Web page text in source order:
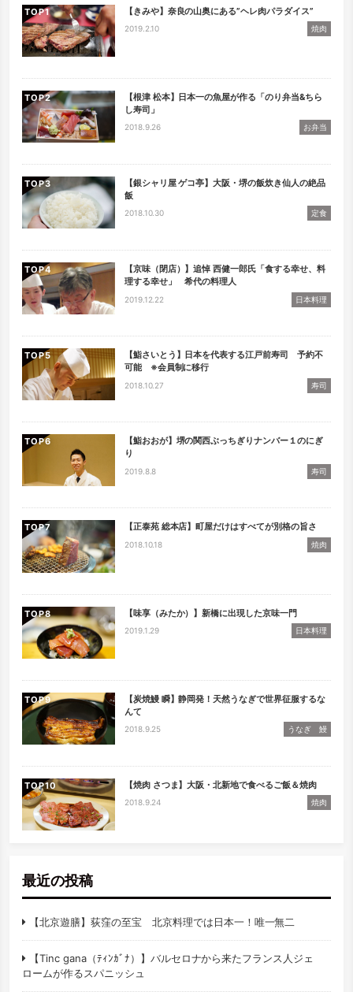
TOP 【きみや】奈良の山奥にある”ヘレ肉パラダイス”
2019.2.10 焼肉
TOP
【根津 松本】日本一の魚屋が作る「のり弁当&ちら
し寿司」
2018.9.26 お弁当
TOP
【銀シャリ屋 ゲコ亭】大阪・堺の飯炊き仙人の絶品
飯
2018.10.30 定食
TOP
【京味（閉店）】追悼 西健一郎氏「食する幸せ、料
理する幸せ」 希代の料理人
2019.12.22 日本料理
TOP
【鮨さいとう】日本を代表する江戸前寿司 予約不
可能 ※会員制に移行
2018.10.27 寿司
TOP
【鮨おおが】堺の関西ぶっちぎりナンバー１のにぎ
り
2019.8.8 寿司
TOP 【正泰苑 総本店】町屋だけはすべてが別格の旨さ
2018.10.18 焼肉
TOP 【味享（みたか）】新橋に出現した京味一門
2019.1.29 日本料理
TOP
【炭焼鰻 瞬】静岡発！天然うなぎで世界征服するな
んて
2018.9.25 うなぎ 鰻
TOP 【焼肉 さつま】大阪・北新地で食べるご飯＆焼肉
2018.9.24 焼肉
最近の投稿
【北京遊膳】荻窪の至宝 北京料理では日本一！唯一無二
【Tinc gana（ﾃｨﾝｶﾞﾅ）】バルセロナから来たフランス人ジェ
ロームが作るスパニッシュ